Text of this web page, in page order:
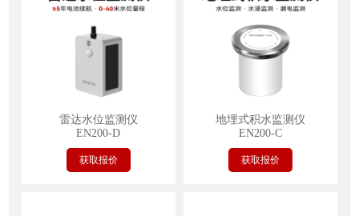
雷达水位监测仪
EN200-D
获取报价
地埋式积水监测仪
EN200-C
获取报价